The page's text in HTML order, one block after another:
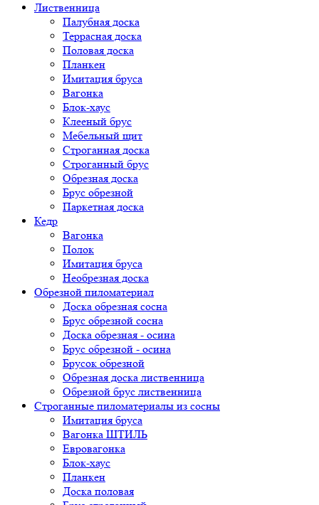
Лиственница
Палубная доска
Террасная доска
Половая доска
Планкен
Имитация бруса
Вагонка
Блок-хаус
Клееный брус
Мебельный щит
Строганная доска
Строганный брус
Обрезная доска
Брус обрезной
Паркетная доска
Кедр
Вагонка
Полок
Имитация бруса
Необрезная доска
Обрезной пиломатериал
Доска обрезная сосна
Брус обрезной сосна
Доска обрезная - осина
Брус обрезной - осина
Брусок обрезной
Обрезная доска лиственница
Обрезной брус лиственница
Строганные пиломатериалы из сосны
Имитация бруса
Вагонка ШТИЛЬ
Евровагонка
Блок-хаус
Планкен
Доска половая